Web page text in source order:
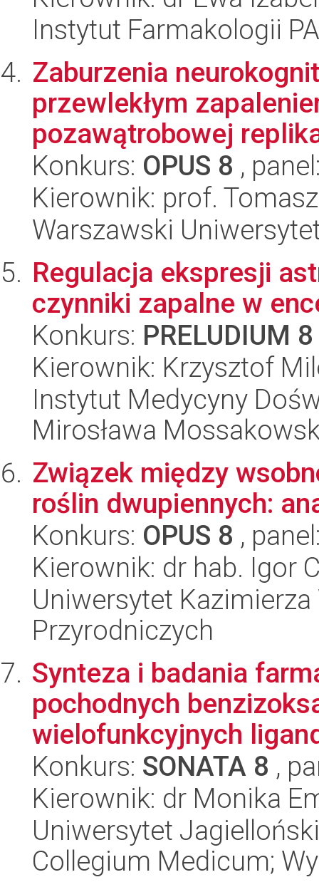
Instytut Farmakologii
Zaburzenia
przewlekłym
pozawątrobowej
Konkurs: OPUS 8 ,
Kierownik: prof.
Warszawski
Regulacja ekspresji
czynniki zapalne w
Konkurs: PRELUDIUM 8
Kierownik: Krzysztof
Instytut Medycyny
Mirosława
Związek między
roślin dwupiennych:
Konkurs: OPUS 8 ,
Kierownik: dr hab. Igor
Uniwersytet Kazimierza
Przyrodniczych
Synteza i badania
pochodnych
wielofunkcyjnych
Konkurs: SONATA 8 ,
Kierownik: dr Monika
Uniwersytet
Collegium Medicum;